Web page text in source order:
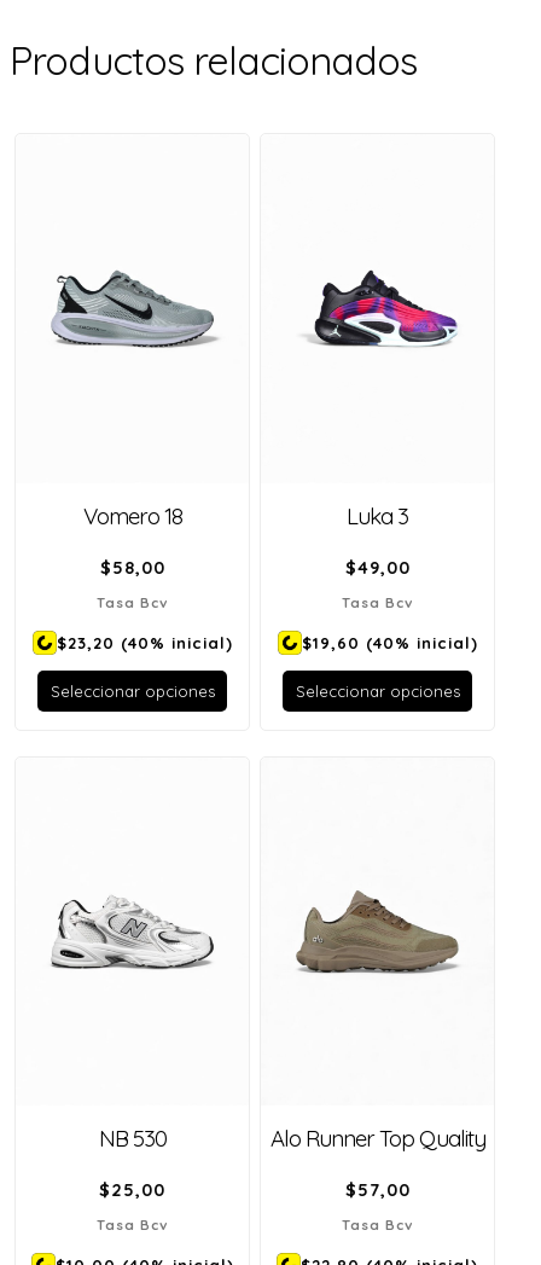
Productos relacionados
Vomero 18
$58,00
Tasa Bcv
$23,20 (40% inicial)
Seleccionar opciones
Luka 3
$49,00
Tasa Bcv
$19,60 (40% inicial)
Seleccionar opciones
NB 530
$25,00
Tasa Bcv
Alo Runner Top Quality
$57,00
Tasa Bcv